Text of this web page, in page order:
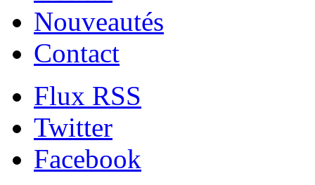
Nouveautés
Contact
Flux RSS
Twitter
Facebook